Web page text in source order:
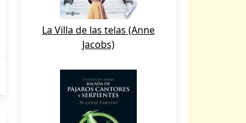
La Villa de las telas (Anne
Jacobs)